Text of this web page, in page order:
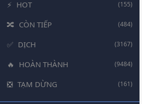
HOT (155)
CÒN TIẾP (484)
DỊCH (3167)
HOÀN THÀNH (9484)
TẠM DỪNG (161)